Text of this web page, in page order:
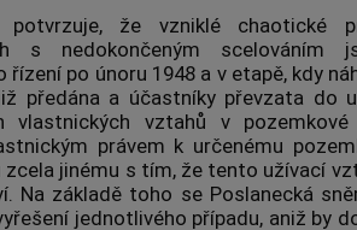
potvrzuje, že vzniklé chaotické
s nedokončeným scelováním
řízení po únoru 1948 a v etapě, kdy
předána a účastníky převzata do
vlastnických vztahů v
právem k určenému
zcela jinému s tím, že tento užívací
Na základě toho se Poslanecká
jednotlivého případu, aniž by